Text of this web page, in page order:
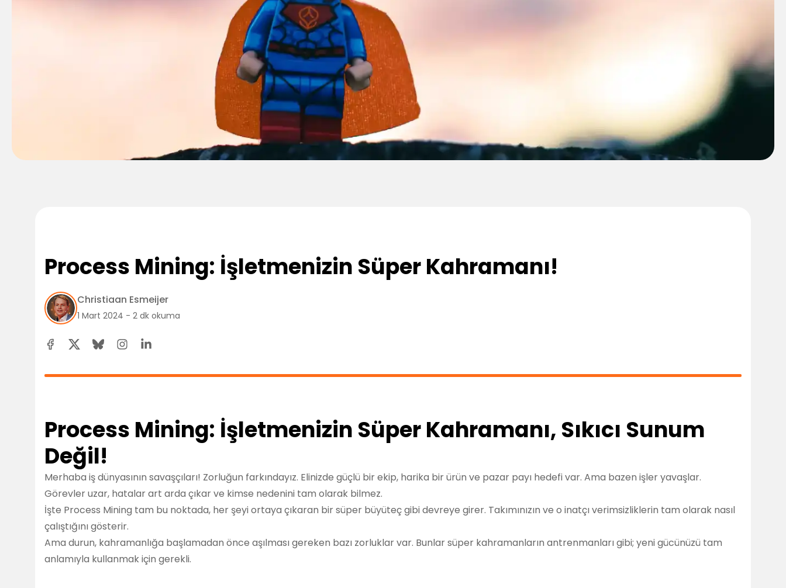
Process Mining: İşletmenizin Süper Kahramanı!
Christiaan Esmeijer
1 Mart 2024 - 2 dk okuma
Process Mining: İşletmenizin Süper Kahramanı, Sıkıcı Sunum
Değil!
Merhaba iş dünyasının savaşçıları! Zorluğun farkındayız. Elinizde güçlü bir ekip, harika bir ürün ve pazar payı hedefi var. Ama bazen işler yavaşlar.
Görevler uzar, hatalar art arda çıkar ve kimse nedenini tam olarak bilmez.
İşte Process Mining tam bu noktada, her şeyi ortaya çıkaran bir süper büyüteç gibi devreye girer. Takımınızın ve o inatçı verimsizliklerin tam olarak nasıl
çalıştığını gösterir.
Ama durun, kahramanlığa başlamadan önce aşılması gereken bazı zorluklar var. Bunlar süper kahramanların antrenmanları gibi; yeni gücünüzü tam
anlamıyla kullanmak için gerekli.